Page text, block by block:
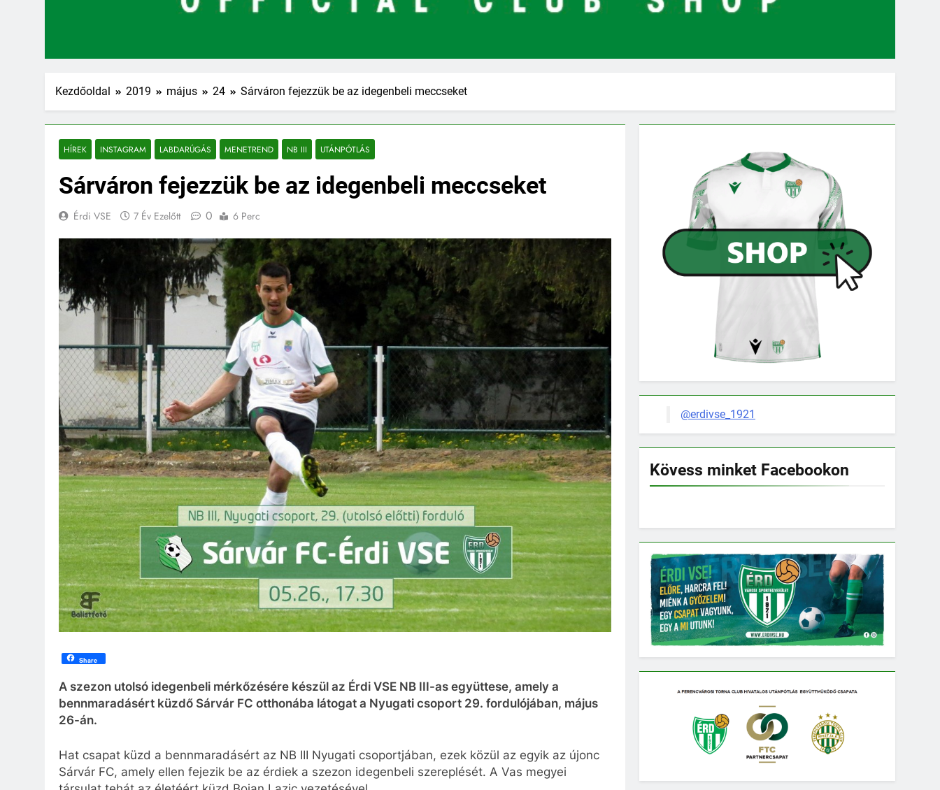
Kezdőoldal 2019 május 24 Sárváron fejezzük be az idegenbeli meccseket
HÍREK INSTAGRAM LABDARÚGÁS MENETREND NB III UTÁNPÓTLÁS
Sárváron fejezzük be az idegenbeli meccseket
Érdi VSE 7 Év Ezelőtt 0 6 Perc
Share
A szezon utolsó idegenbeli mérkőzésére készül az Érdi VSE NB III-as együttese, amely a
bennmaradásért küzdő Sárvár FC otthonába látogat a Nyugati csoport 29. fordulójában, május
26-án.
Hat csapat küzd a bennmaradásért az NB III Nyugati csoportjában, ezek közül az egyik az újonc
Sárvár FC, amely ellen fejezik be az érdiek a szezon idegenbeli szereplését. A Vas megyei
@erdivse_1921
Kövess minket Facebookon